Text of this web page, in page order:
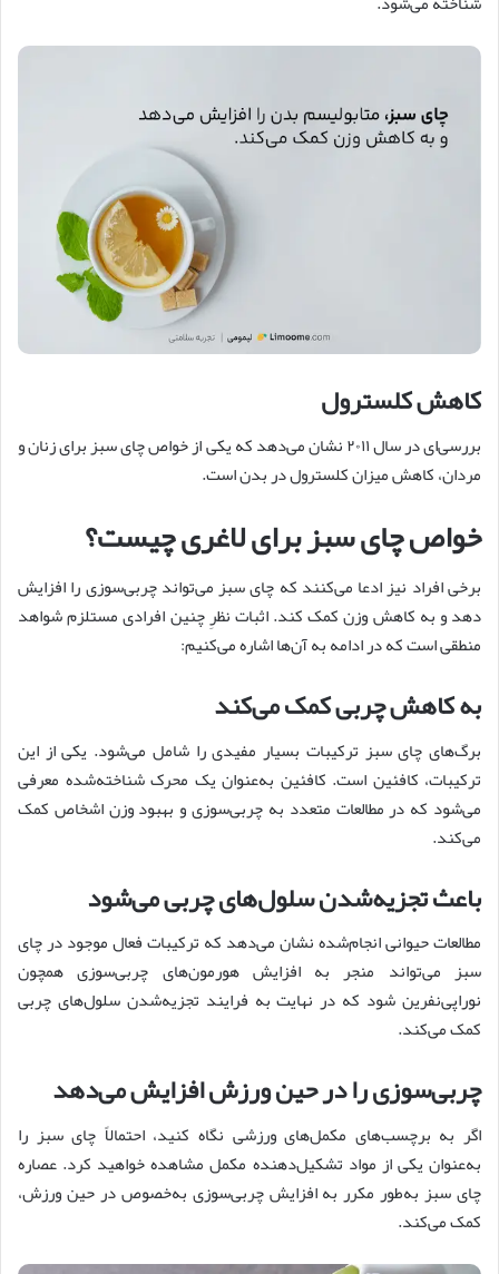
کاهش کلسترول
بررسی‌ای در سال ۲۰۱۱ نشان می‌دهد که یکی از خواص چای سبز برای زنان و
مردان، کاهش میزان کلسترول در بدن است.
خواص چای سبز برای لاغری چیست؟
برخی افراد نیز ادعا می‌کنند که چای سبز می‌تواند چربی‌سوزی را افزایش
دهد و به کاهش وزن کمک کند. اثبات نظرِ چنین افرادی مستلزم شواهد
منطقی است که در ادامه به آن‌ها اشاره می‌کنیم:
به کاهش چربی کمک می‌کند
برگ‌های چای سبز ترکیبات بسیار مفیدی را شامل می‌شود. یکی از این
ترکیبات، کافئین است. کافئین به‌عنوان یک محرک شناخته‌شده‌ معرفی
می‌شود که در مطالعات متعدد به چربی‌سوزی و بهبود وزن اشخاص کمک
می‌کند.
باعث تجزیه‌‌شدن سلول‌های چربی می‌شود
مطالعات حیوانی انجام‌شده نشان می‌دهد که ترکیبات فعال موجود در چای
سبز می‌تواند منجر به افزایش هورمون‌های چربی‌سوزی همچون
نوراپی‌نفرین شود که در نهایت به فرایند تجزیه‌شدن سلول‌های چربی
کمک می‌کند.
چربی‌سوزی را در حین ورزش افزایش می‌دهد
اگر به برچسب‌های مکمل‌های ورزشی نگاه کنید، احتمالاً چای سبز را
به‌عنوان یکی از مواد تشکیل‌دهنده مکمل مشاهده خواهید کرد. عصاره
چای سبز به‌طور مکرر به افزایش چربی‌سوزی به‌خصوص در حین ورزش،
کمک می‌کند.